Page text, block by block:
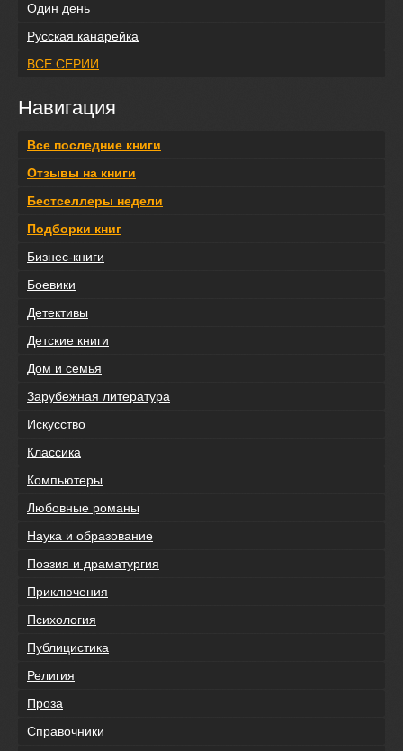
Один день
Русская канарейка
ВСЕ СЕРИИ
Навигация
Все последние книги
Отзывы на книги
Бестселлеры недели
Подборки книг
Бизнес-книги
Боевики
Детективы
Детские книги
Дом и семья
Зарубежная литература
Искусство
Классика
Компьютеры
Любовные романы
Наука и образование
Поэзия и драматургия
Приключения
Психология
Публицистика
Религия
Проза
Справочники